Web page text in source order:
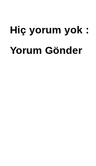
Hiç yorum yok :
Yorum Gönder